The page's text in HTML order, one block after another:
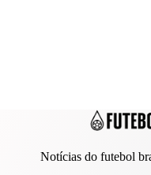
Notícias do futebol